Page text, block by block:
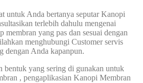
untuk Anda bertanya seputar Kanopi
terlebih dahulu mengenai
membran yang pas dan sesuai dengan
menghubungi Customer servis
dengan Anda kapanpun.
bentuk yang sering di gunakan untuk
, pengaplikasian Kanopi Membran